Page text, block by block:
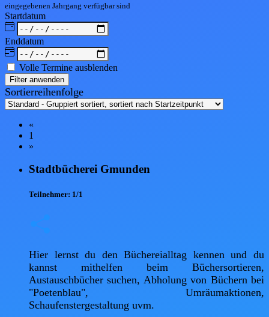
eingegebenen Jahrgang verfügbar sind
Startdatum
Enddatum
Volle Termine ausblenden
Filter anwenden
Sortierreihenfolge
«
1
»
Stadtbücherei Gmunden
Teilnehmer: 1/1
Hier lernst du den Büchereialltag kennen und du
kannst mithelfen beim Büchersortieren,
Austauschbücher suchen, Abholung von Büchern bei
"Poetenblau", Umräumaktionen,
Schaufenstergestaltung uvm.